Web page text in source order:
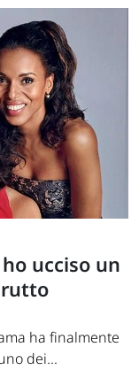
ucciso un
ha finalmente
dei...